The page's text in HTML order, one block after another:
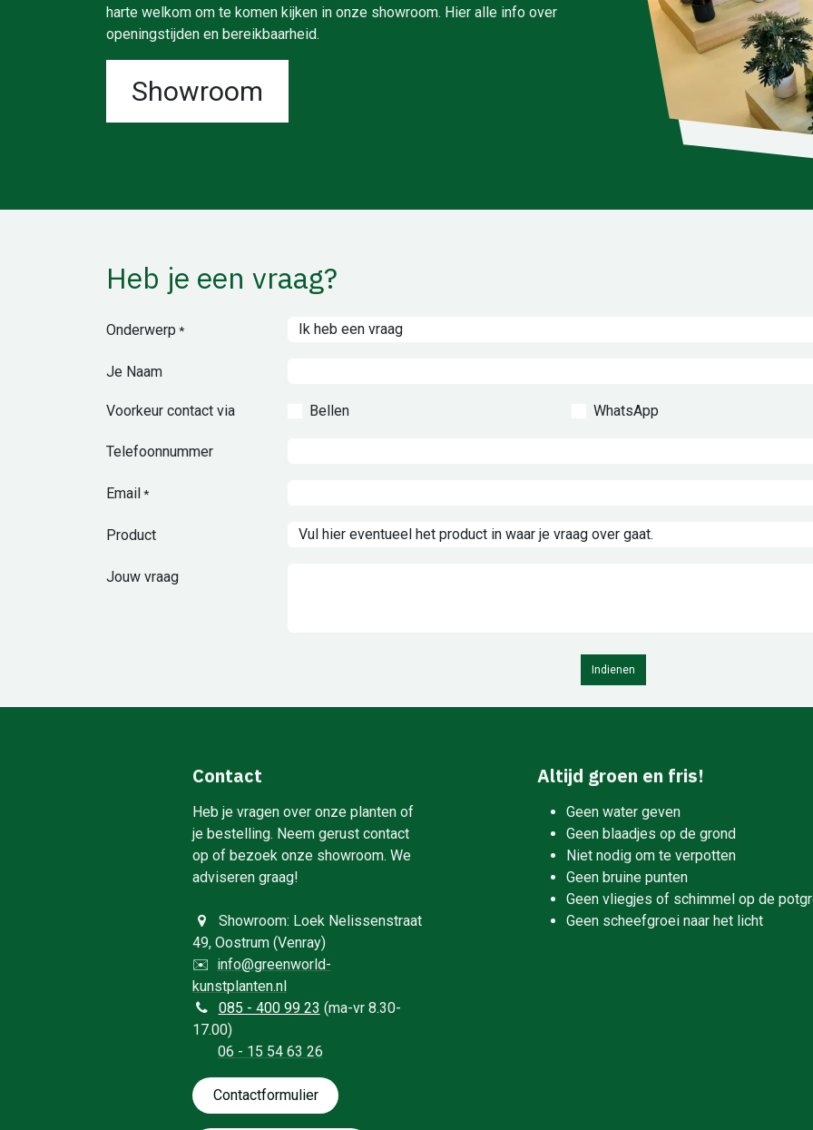
harte welkom om te komen kijken in onze showroom. Hier alle info over
openingstijden en bereikbaarheid.
Showroom
Heb je een vraag?
Onderwerp *
Je Naam
Voorkeur contact via Bellen WhatsApp
Telefoonnummer
Email*
Product
Jouw vraag
Indienen
Contact
Heb je vragen over onze planten of
je bestelling. Neem gerust contact
op of bezoek onze showroom. We
adviseren graag!
Showroom: Loek Nelissenstraat
49, Oostrum (Venray)
✉️ info@greenworld-
kunstplanten.nl
085 - 400 99 23 (ma-vr 8.30-
17.00)
06 - 15 54 63 26
Contactformulie​​​​​​​​r
Altijd groen en fris!
Geen water geven
Geen blaadjes op de grond
Niet nodig om te verpotten
Geen bruine punten
Geen vliegjes of schimmel op de
Geen scheefgroei naar het licht